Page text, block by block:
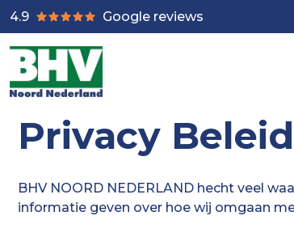
4.9 Google reviews
Privacy Beleid
BHV NOORD NEDERLAND hecht veel
informatie geven over hoe wij omgaan